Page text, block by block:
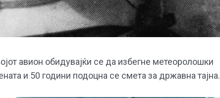
авион обидувајќи се да избегне метеоролошки
и 50 години подоцна се смета за државна тајна.